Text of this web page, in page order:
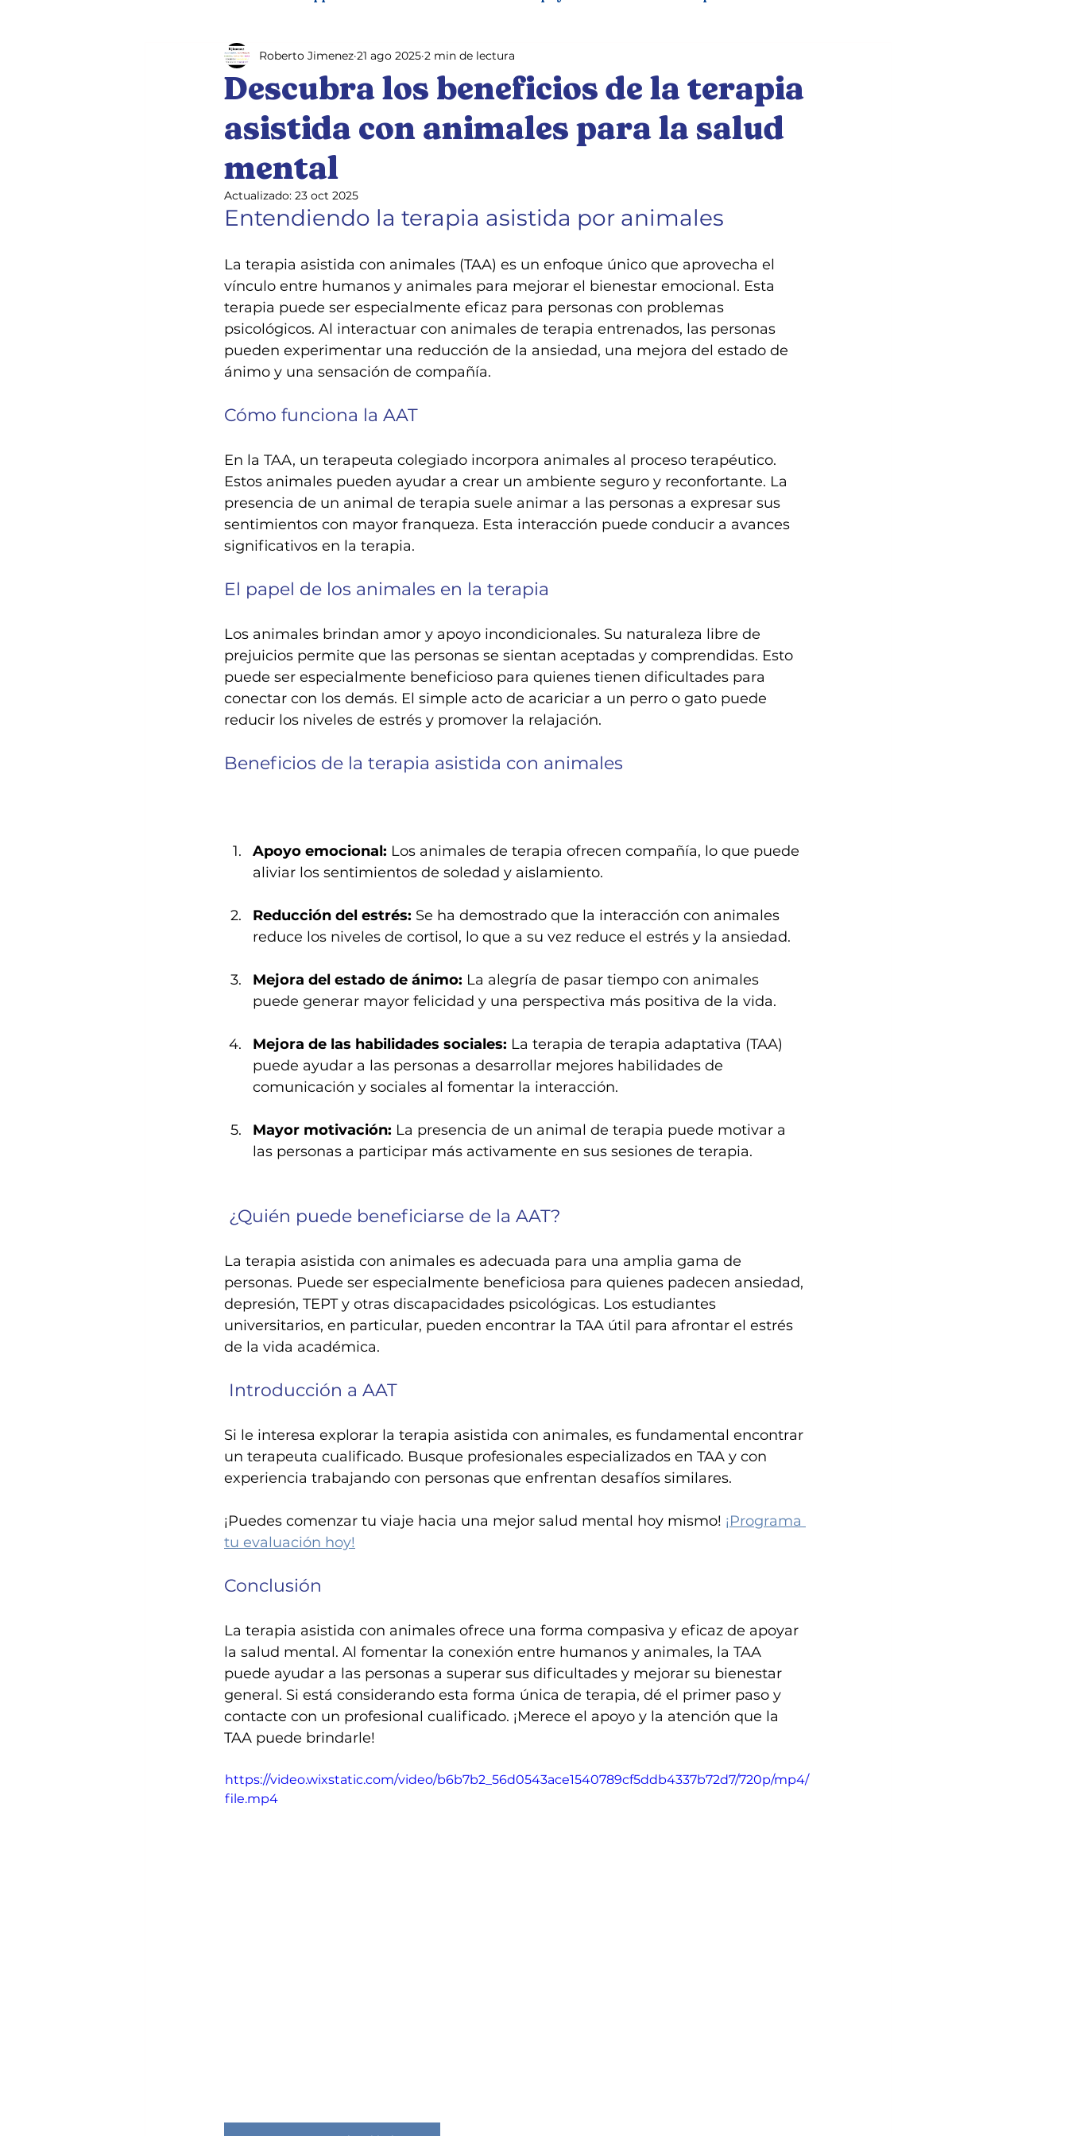
Pet therapy Mental health and pets Perros de Servicio
Descubra los beneficios de la terapia
asistida con animales para la salud
mental
Roberto Jimenez 21 ago 2025 2 min de lectura
Actualizado: 23 oct 2025
Entendiendo la terapia asistida por animales
La terapia asistida con animales (TAA) es un enfoque único que aprovecha el
vínculo entre humanos y animales para mejorar el bienestar emocional. Esta
terapia puede ser especialmente eficaz para personas con problemas
psicológicos. Al interactuar con animales de terapia entrenados, las personas
pueden experimentar una reducción de la ansiedad, una mejora del estado de
ánimo y una sensación de compañía.
Cómo funciona la AAT
En la TAA, un terapeuta colegiado incorpora animales al proceso terapéutico.
Estos animales pueden ayudar a crear un ambiente seguro y reconfortante. La
presencia de un animal de terapia suele animar a las personas a expresar sus
sentimientos con mayor franqueza. Esta interacción puede conducir a avances
significativos en la terapia.
El papel de los animales en la terapia
Los animales brindan amor y apoyo incondicionales. Su naturaleza libre de
prejuicios permite que las personas se sientan aceptadas y comprendidas. Esto
puede ser especialmente beneficioso para quienes tienen dificultades para
conectar con los demás. El simple acto de acariciar a un perro o gato puede
reducir los niveles de estrés y promover la relajación.
Beneficios de la terapia asistida con animales
Apoyo emocional: Los animales de terapia ofrecen compañía, lo que puede
aliviar los sentimientos de soledad y aislamiento.
Reducción del estrés: Se ha demostrado que la interacción con animales
reduce los niveles de cortisol, lo que a su vez reduce el estrés y la ansiedad.
Mejora del estado de ánimo: La alegría de pasar tiempo con animales
puede generar mayor felicidad y una perspectiva más positiva de la vida.
Mejora de las habilidades sociales: La terapia de terapia adaptativa (TAA)
puede ayudar a las personas a desarrollar mejores habilidades de
comunicación y sociales al fomentar la interacción.
Mayor motivación: La presencia de un animal de terapia puede motivar a
las personas a participar más activamente en sus sesiones de terapia.
¿Quién puede beneficiarse de la AAT?
La terapia asistida con animales es adecuada para una amplia gama de
personas. Puede ser especialmente beneficiosa para quienes padecen ansiedad,
depresión, TEPT y otras discapacidades psicológicas. Los estudiantes
universitarios, en particular, pueden encontrar la TAA útil para afrontar el estrés
de la vida académica.
Introducción a AAT
Si le interesa explorar la terapia asistida con animales, es fundamental encontrar
un terapeuta cualificado. Busque profesionales especializados en TAA y con
experiencia trabajando con personas que enfrentan desafíos similares.
¡Puedes comenzar tu viaje hacia una mejor salud mental hoy mismo! ¡Programa
tu evaluación hoy!
Conclusión
La terapia asistida con animales ofrece una forma compasiva y eficaz de apoyar
la salud mental. Al fomentar la conexión entre humanos y animales, la TAA
puede ayudar a las personas a superar sus dificultades y mejorar su bienestar
general. Si está considerando esta forma única de terapia, dé el primer paso y
contacte con un profesional cualificado. ¡Merece el apoyo y la atención que la
TAA puede brindarle!
https://video.wixstatic.com/video/b6b7b2_56d0543ace1540789cf5ddb4337b72d7/720p/mp4/
file.mp4